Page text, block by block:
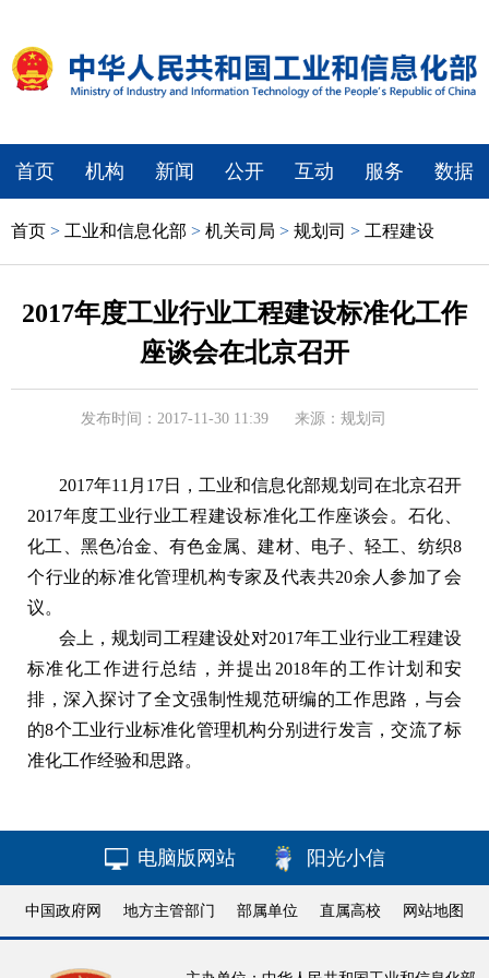
首页 机构 新闻 公开 互动 服务 数据
首页 > 工业和信息化部 > 机关司局 > 规划司 > 工程建设
2017年度工业行业工程建设标准化工作
座谈会在北京召开
发布时间：2017-11-30 11:39 来源：规划司
2017年11月17日，工业和信息化部规划司在北京召开
2017年度工业行业工程建设标准化工作座谈会。石化、
化工、黑色冶金、有色金属、建材、电子、轻工、纺织8
个行业的标准化管理机构专家及代表共20余人参加了会
议。
会上，规划司工程建设处对2017年工业行业工程建设
标准化工作进行总结，并提出2018年的工作计划和安
排，深入探讨了全文强制性规范研编的工作思路，与会
的8个工业行业标准化管理机构分别进行发言，交流了标
准化工作经验和思路。
电脑版网站 阳光小信
中国政府网 地方主管部门 部属单位 直属高校 网站地图